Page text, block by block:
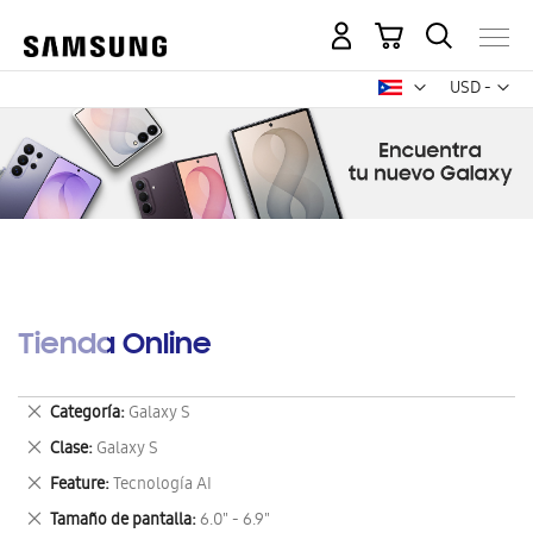
USD -
dólar
Mi carrito
Tienda Online
Categoría Galaxy S
Eliminar
este
artículo
Clase Galaxy S
Eliminar
este
artículo
Feature Tecnología AI
Eliminar
este
Tamaño de pantalla 6.0" - 6.9"
Eliminar